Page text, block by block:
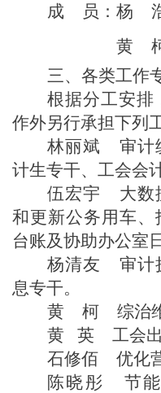
成
员：杨
黄
三、各类工作
根据分工安排
作外另行承担下列
林丽斌
审计
计生专干、工会会
伍宏宇
大数
和更新公务用车、
台账及协助办公室
杨清友
审计
息专干。
黄
柯 综治
黄
英 工会
石修佰
优化
陈晓彤
节